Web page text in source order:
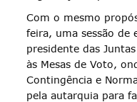
Com o mesmo
feira, uma sessão de
presidente das
às Mesas de Voto,
Contingência e
pela autarquia para